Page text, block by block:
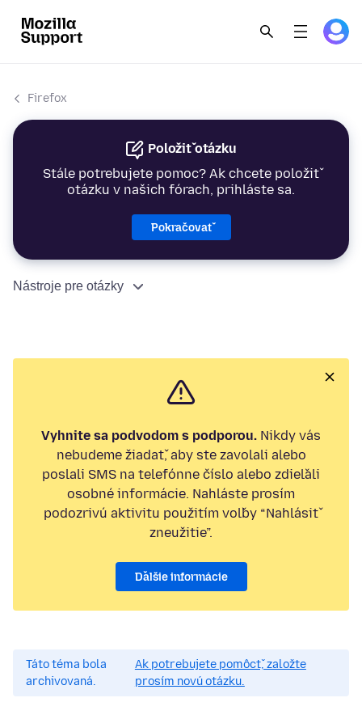
Firefox
Položiť otázku
Stále potrebujete pomoc? Ak chcete položiť
otázku v našich fórach, prihláste sa.
Pokračovať
Nástroje pre otázky
Vyhnite sa podvodom s podporou. Nikdy vás
nebudeme žiadať, aby ste zavolali alebo
poslali SMS na telefónne číslo alebo zdieľali
osobné informácie. Nahláste prosím
podozrivú aktivitu použitím voľby “Nahlásiť
zneužitie”.
Ďalšie informácie
Táto téma bola
archivovaná.
Ak potrebujete pomôcť, založte
prosím novú otázku.